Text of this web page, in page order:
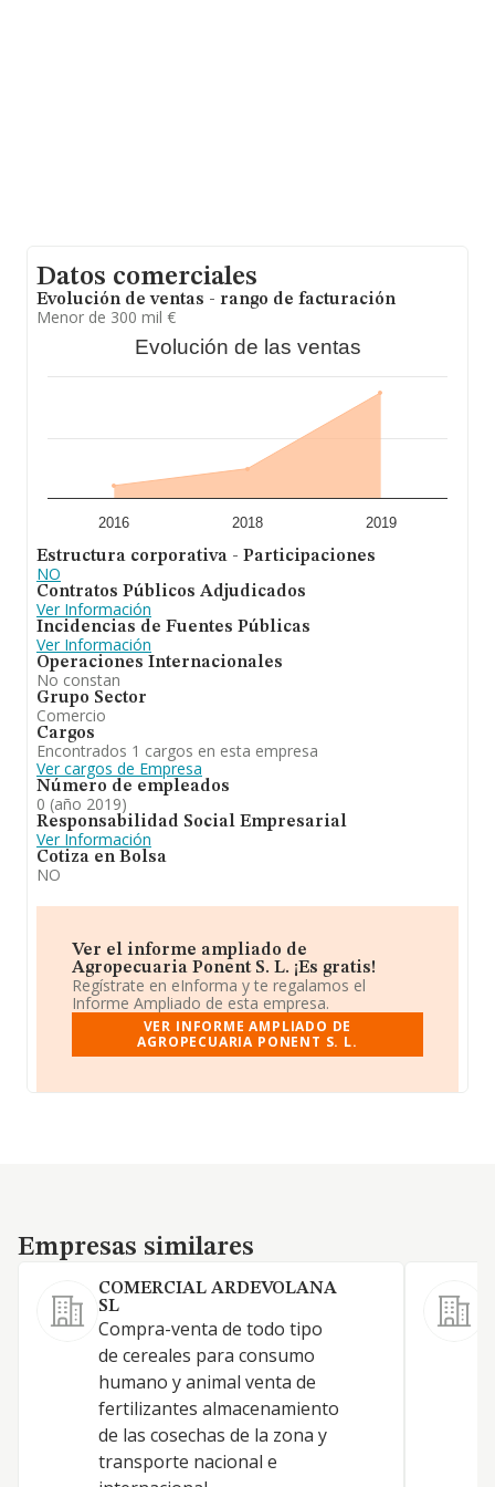
Datos comerciales
Evolución de ventas - rango de facturación
Menor de 300 mil €
Evolución de las ventas
2016 2018 2019
Estructura corporativa - Participaciones
NO
Contratos Públicos Adjudicados
Ver Información
Incidencias de Fuentes Públicas
Ver Información
Operaciones Internacionales
No constan
Grupo Sector
Comercio
Cargos
Encontrados 1 cargos en esta empresa
Ver cargos de Empresa
Número de empleados
0 (año 2019)
Responsabilidad Social Empresarial
Ver Información
Cotiza en Bolsa
NO
Ver el informe ampliado de
Agropecuaria Ponent S. L. ¡Es gratis!
Regístrate en eInforma y te regalamos el
Informe Ampliado de esta empresa.
VER INFORME AMPLIADO DE
AGROPECUARIA PONENT S. L.
Empresas similares
Empresas similares
COMERCIAL ARDEVOLANA
SL
Compra-venta de todo tipo
de cereales para consumo
humano y animal venta de
fertilizantes almacenamiento
de las cosechas de la zona y
transporte nacional e